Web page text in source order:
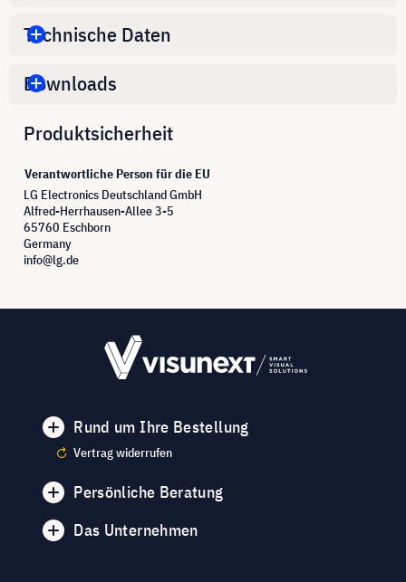
Technische Daten
Downloads
Produktsicherheit
Verantwortliche Person für die EU
LG Electronics Deutschland GmbH
Alfred-Herrhausen-Allee 3-5
65760 Eschborn
Germany
info@lg.de
Rund um Ihre Bestellung
Vertrag widerrufen
Persönliche Beratung
Das Unternehmen